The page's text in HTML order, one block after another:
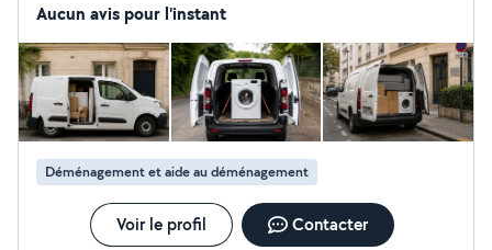
Aucun avis pour l'instant
Déménagement et aide au déménagement
Voir le profil Contacter